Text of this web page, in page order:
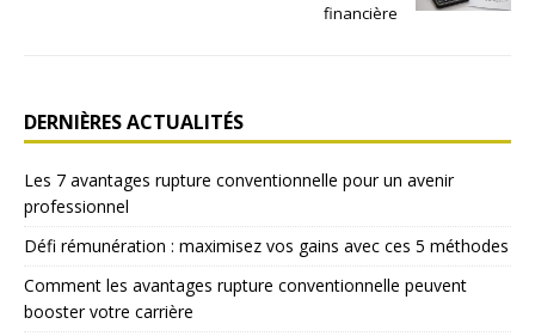
financière
DERNIÈRES ACTUALITÉS
Les 7 avantages rupture conventionnelle pour un avenir
professionnel
Défi rémunération : maximisez vos gains avec ces 5 méthodes
Comment les avantages rupture conventionnelle peuvent
booster votre carrière